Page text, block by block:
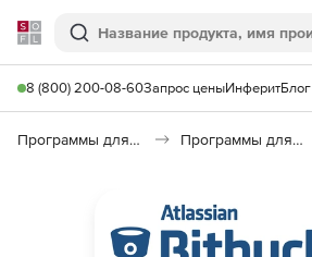
Softline
Поиск
8 (800) 200-08-60Запрос ценыИнферитБлог
Программы для программирования Программы для разработки ПО